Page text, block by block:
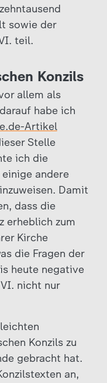
sowie der
teil.
Konzils
allem als
habe ich
Artikel
Stelle
ich die
andere
Damit
dass die
erheblich zum
Kirche
die Fragen der
heute negative
nicht nur
Konzils zu
gebracht hat.
an,